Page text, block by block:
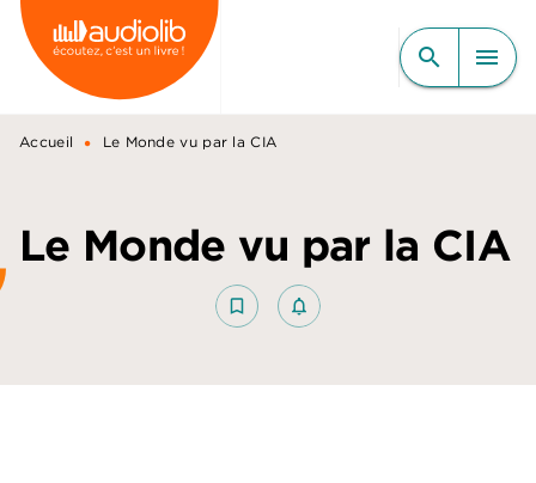
MENU RECHERCHE
CONTENU
PIED DE PAGE
search menu
Accueil • Le Monde vu par la CIA
Le Monde vu par la CIA
bookmark_border notifications_none_outlined